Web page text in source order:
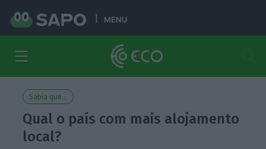
MENU
Sabia que...
Qual o país com mais alojamento
local?